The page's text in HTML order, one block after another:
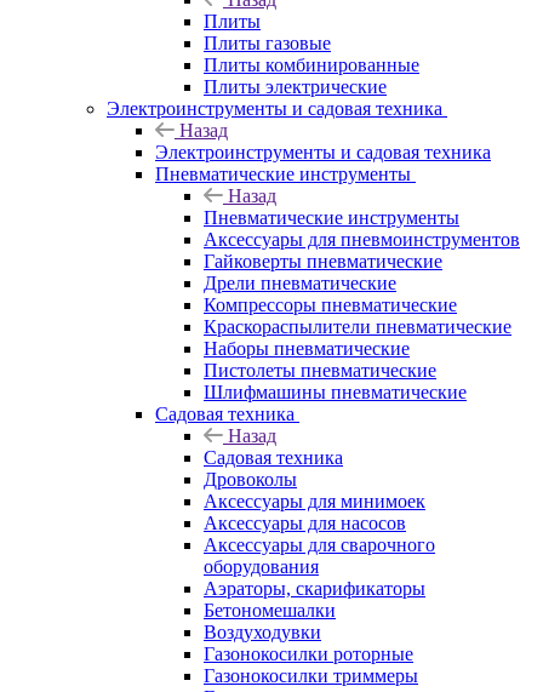
Плиты
Плиты газовые
Плиты комбинированные
Плиты электрические
Электроинструменты и садовая техника
Назад
Электроинструменты и садовая техника
Пневматические инструменты
Назад
Пневматические инструменты
Аксессуары для пневмоинструментов
Гайковерты пневматические
Дрели пневматические
Компрессоры пневматические
Краскораспылители пневматические
Наборы пневматические
Пистолеты пневматические
Шлифмашины пневматические
Садовая техника
Назад
Садовая техника
Дровоколы
Аксессуары для минимоек
Аксессуары для насосов
Аксессуары для сварочного
оборудования
Аэраторы, скарификаторы
Бетономешалки
Воздуходувки
Газонокосилки роторные
Газонокосилки триммеры